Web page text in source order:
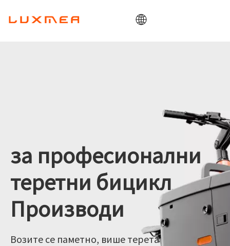
Контакт
за професионални
теретни бицикл
Производи
Возите се паметно, више терета